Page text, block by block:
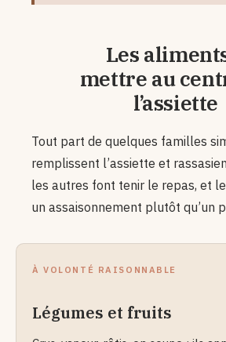
Les
mettre au
l’assiette
Tout part de quelques familles
remplissent l’assiette et
les autres font tenir le repas, et
un assaisonnement plutôt qu’un
À VOLONTÉ RAISONNABLE
Légumes et fruits